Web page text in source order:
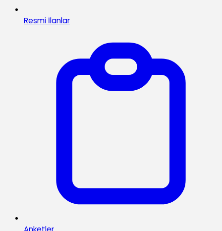
Resmi İlanlar